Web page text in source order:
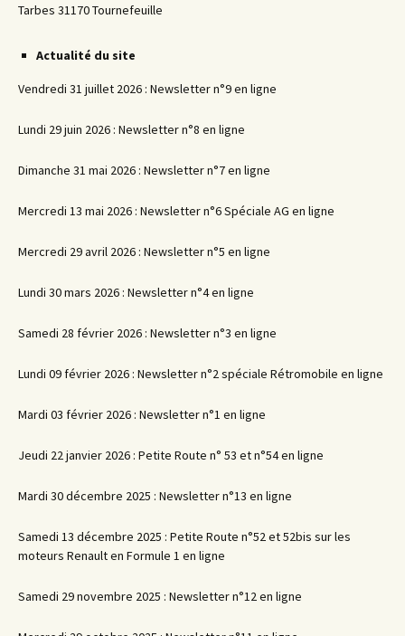
Tarbes 31170 Tournefeuille
Actualité du site
Vendredi 31 juillet 2026 : Newsletter n°9 en ligne
Lundi 29 juin 2026 : Newsletter n°8 en ligne
Dimanche 31 mai 2026 : Newsletter n°7 en ligne
Mercredi 13 mai 2026 : Newsletter n°6 Spéciale AG en ligne
Mercredi 29 avril 2026 : Newsletter n°5 en ligne
Lundi 30 mars 2026 : Newsletter n°4 en ligne
Samedi 28 février 2026 : Newsletter n°3 en ligne
Lundi 09 février 2026 : Newsletter n°2 spéciale Rétromobile en ligne
Mardi 03 février 2026 : Newsletter n°1 en ligne
Jeudi 22 janvier 2026 : Petite Route n° 53 et n°54 en ligne
Mardi 30 décembre 2025 : Newsletter n°13 en ligne
Samedi 13 décembre 2025 : Petite Route n°52 et 52bis sur les
moteurs Renault en Formule 1 en ligne
Samedi 29 novembre 2025 : Newsletter n°12 en ligne